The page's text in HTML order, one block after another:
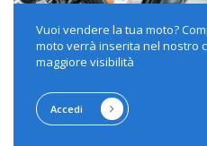
Vuoi vendere la tua moto?
moto verrà inserita nel nostro
maggiore visibilità
Accedi